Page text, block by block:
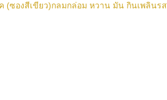
ซองสีเขียว)กลมกล่อม หวาน มัน กินเพลินร